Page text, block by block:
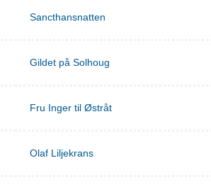
Sancthansnatten
Gildet på Solhoug
Fru Inger til Østråt
Olaf Liljekrans